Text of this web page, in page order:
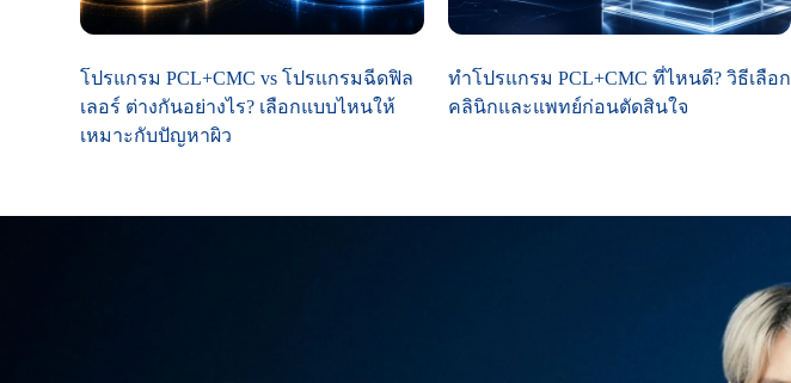
โปรแกรม PCL+CMC vs โปรแกรมฉีดฟิล
เลอร์ ต่างกันอย่างไร? เลือกแบบไหนให้
เหมาะกับปัญหาผิว
ทำโปรแกรม PCL+CMC ที่ไหนดี? วิธีเลือก
คลินิกและแพทย์ก่อนตัดสินใจ